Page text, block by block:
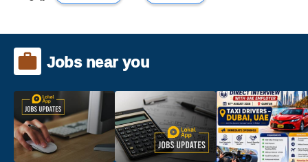
Jobs near you